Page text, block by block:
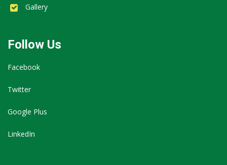
Gallery
Follow Us
Facebook
Twitter
Google Plus
LinkedIn